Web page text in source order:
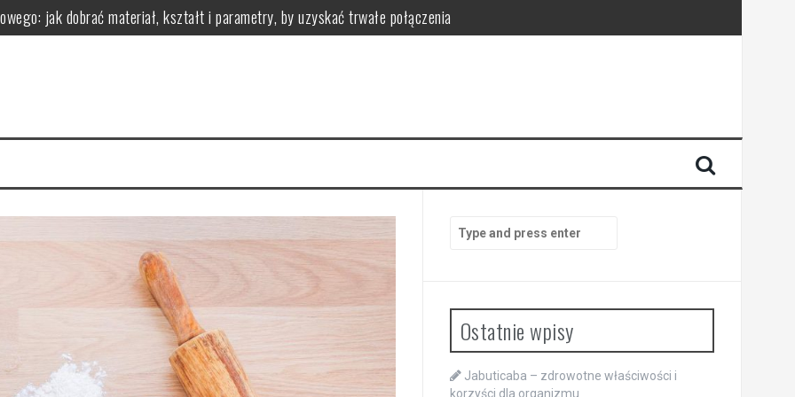
jak dobrać materiał, kształt i parametry, by uzyskać trwałe połączenia
i przeciwwskazania
leczy i jak wygląda leczenie aparatami
dla organizmu
for:
Ostatnie wpisy
Jabuticaba – zdrowotne właściwości i
korzyści dla organizmu